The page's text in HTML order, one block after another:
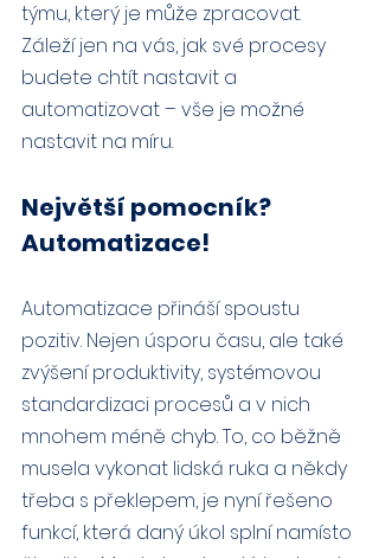
týmu, který je může zpracovat.
Záleží jen na vás, jak své procesy
budete chtít nastavit a
automatizovat – vše je možné
nastavit na míru.
Největší pomocník?
Automatizace!
Automatizace přináší spoustu
pozitiv. Nejen úsporu času, ale také
zvýšení produktivity, systémovou
standardizaci procesů a v nich
mnohem méně chyb. To, co běžně
musela vykonat lidská ruka a někdy
třeba s překlepem, je nyní řešeno
funkcí, která daný úkol splní namísto